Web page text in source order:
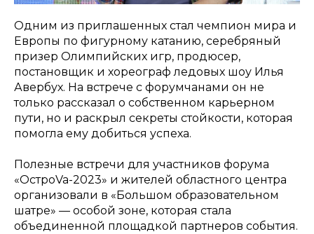
Одним из приглашенных стал чемпион мира и
Европы по фигурному катанию, серебряный
призер Олимпийских игр, продюсер,
постановщик и хореограф ледовых шоу Илья
Авербух. На встрече с форумчанами он не
только рассказал о собственном карьерном
пути, но и раскрыл секреты стойкости, которая
помогла ему добиться успеха.
Полезные встречи для участников форума
«ОстроVa-2023» и жителей областного центра
организовали в «Большом образовательном
шатре» — особой зоне, которая стала
объединенной площадкой партнеров события.